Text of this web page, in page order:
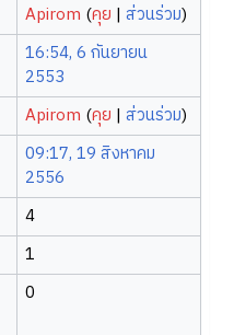
Apirom (คุย |ส่วนร่วม)
16:54, 6 กันยายน
2553
Apirom (คุย |ส่วนร่วม)
09:17, 19 สิงหาคม
2556
4
1
0